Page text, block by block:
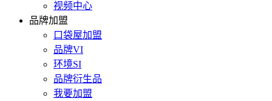
视频中心
品牌加盟
口袋屋加盟
品牌VI
环境SI
品牌衍生品
我要加盟